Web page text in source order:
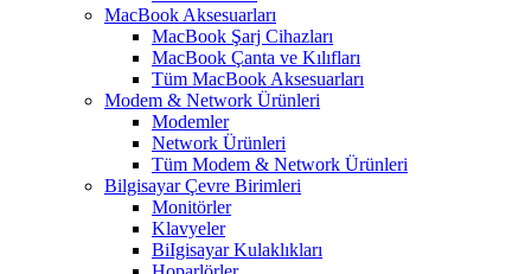
MacBook Aksesuarları
MacBook Şarj Cihazları
MacBook Çanta ve Kılıfları
Tüm MacBook Aksesuarları
Modem & Network Ürünleri
Modemler
Network Ürünleri
Tüm Modem & Network Ürünleri
Bilgisayar Çevre Birimleri
Monitörler
Klavyeler
BiIgisayar Kulaklıkları